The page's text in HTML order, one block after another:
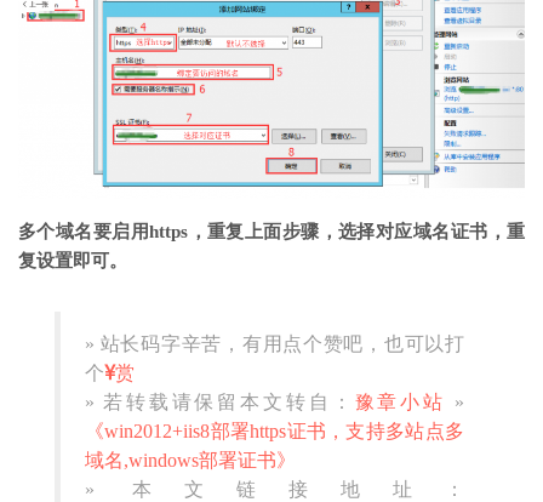
多个域名要启用https， 重复上面步骤，选择对应域名证书，重
复设置即可。
» 站长码字辛苦，有用点个赞吧，也可以打
个 赏
» 若转载请保留本文转自： 豫章小站
»
《win2012+iis8部署https证书，支持多站点多
域名,windows部署证书》
» 本文链接地址：